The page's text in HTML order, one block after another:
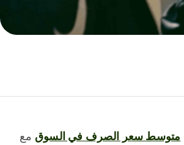
متوسط ​​سعر الصرف في السوق مع